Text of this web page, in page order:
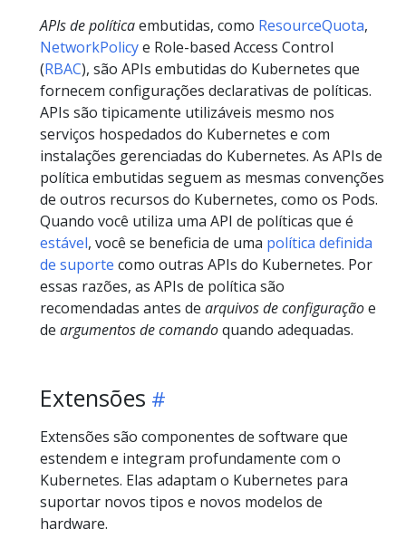
APIs de políticaembutidas, como ResourceQuota,
NetworkPolicye Role-based Access Control
(RBAC), são APIs embutidas do Kubernetes que
fornecem configurações declarativas de políticas.
APIs são tipicamente utilizáveis mesmo nos
serviços hospedados do Kubernetes e com
instalações gerenciadas do Kubernetes. As APIs de
política embutidas seguem as mesmas convenções
de outros recursos do Kubernetes, como os Pods.
Quando você utiliza uma API de políticas que é
estável, você se beneficia de uma política definida
de suporte como outras APIs do Kubernetes. Por
essas razões, as APIs de política são
recomendadas antes de arquivos de configuraçãoe
de argumentos de comandoquando adequadas.
Extensões
Extensões são componentes de software que
estendem e integram profundamente com o
Kubernetes. Elas adaptam o Kubernetes para
suportar novos tipos e novos modelos de
hardware.